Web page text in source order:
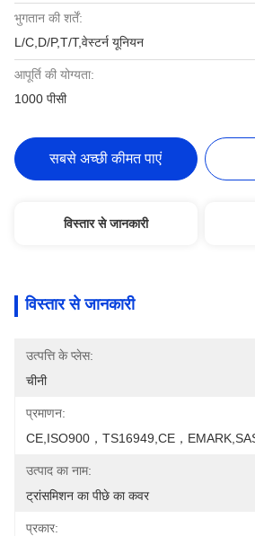
भुगतान की शर्तें:
L/C,D/P,T/T,वेस्टर्न यूनियन
आपूर्ति की योग्यता:
1000 पीसी
सबसे अच्छी कीमत पाएं
विस्तार से जानकारी
विस्तार से जानकारी
उत्पत्ति के प्लेस:
चीनी
प्रमाणन:
CE,ISO900，TS16949,CE，
उत्पाद का नाम:
ट्रांसमिशन का पीछे का कवर
प्रकार: